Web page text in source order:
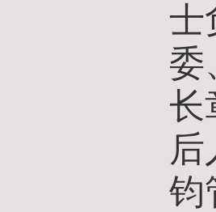
士
委
长
钧